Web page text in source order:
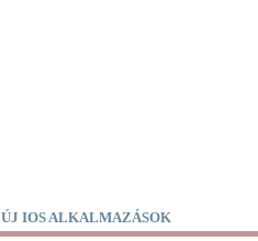
ÚJ IOS ALKALMAZÁSOK